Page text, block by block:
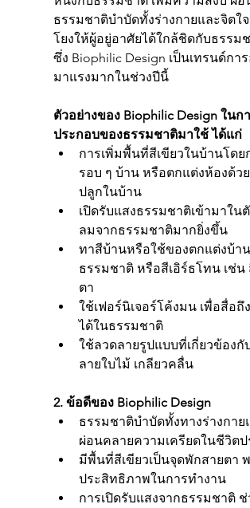
ธรรมชาติบำบัดทั้งร่างกายและจิตใจ
โยงให้ผู้อยู่อาศัยได้ใกล้ชิดกับธรรม
ซึ่ง Biophilic Design เป็นเทรนด์กา
มาแรงมากในช่วงปีนี้
ตัวอย่างของ Biophilic Design ในก
ประกอบของธรรมชาติมาใช้ ได้แก่
การเพิ่มพื้นที่สีเขียวในบ้านโด
รอบ ๆ บ้าน หรือตกแต่งห้องด้ว
ปลูกในบ้าน
เปิดรับแสงธรรมชาติเข้ามาใน
ลมจากธรรมชาติมากยิ่งขึ้น
ทาสีบ้านหรือใช้ของตกแต่งบ้า
ธรรมชาติ หรือสีเอิร์ธโทน เช่น
ตา
ใช้เฟอร์นิเจอร์โค้งมน เพื่อสื่อถึ
ได้ในธรรมชาติ
ใช้ลวดลายรูปแบบที่เกี่ยวข้องกั
ลายใบไม้ เกลียวคลื่น
2. ข้อดีของ Biophilic Design
ธรรมชาติบำบัดทั้งทางร่างกาย
ผ่อนคลายความเครียดในชีวิตป
มีพื้นที่สีเขียวเป็นจุดพักสายตา
ประสิทธิภาพในการทำงาน
การเปิดรับแสงจากธรรมชาติ